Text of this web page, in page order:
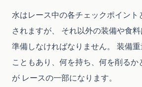
水はレース中の各チェックポイント
されますが、 それ以外の装備や食
準備しなければなりません。 装備
こともあり、何を持ち、何を削るか
が レースの一部になります。